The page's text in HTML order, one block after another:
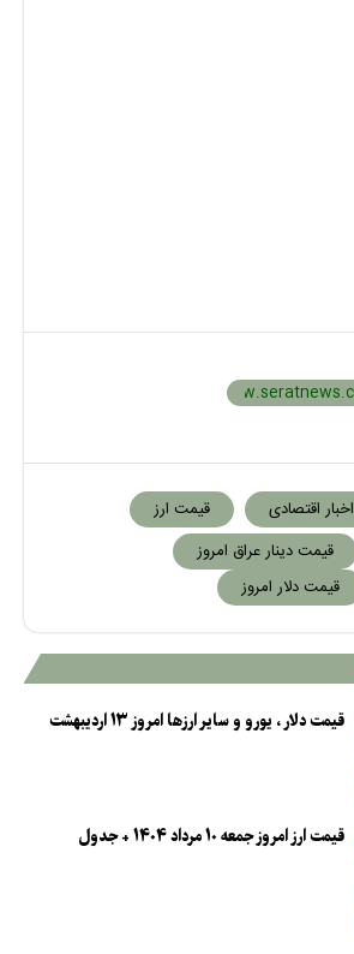
اخبار اقتصادی
قیمت ارز
قیمت دینار عراق امروز
قیمت دلار امروز
قیمت دلار ، یورو و سایر ارزها امروز ۱۳ اردیبهشت
قیمت ارز امروز جمعه ۱۰ مرداد ۱۴۰۴ + جدول